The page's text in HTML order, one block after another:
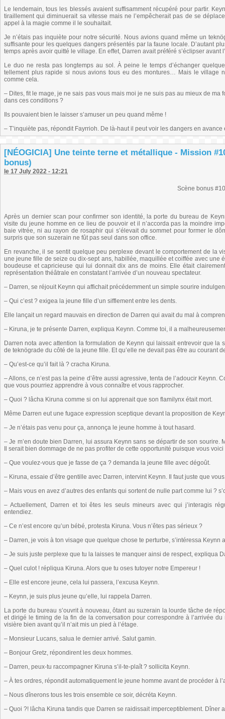
Le lendemain, tous les blessés avaient suffisamment récupéré pour partir.
tiraillement qui diminuerait sa vitesse mais ne l’empêcherait pas de se
appel à la magie comme il le souhaitait.
Je n’étais pas inquiète pour notre sécurité. Nous avions quand même un
suffisante pour les quelques dangers présentés par la faune locale. D’autant
temps après avoir quitté le village. En effet, Darren avait préféré s’éclipser
Le duo ne resta pas longtemps au sol. À peine le temps d’échanger
tellement plus rapide si nous avions tous eu des montures… Mais le village
comme cela.
– Dites, fit le mage, je ne sais pas vous mais moi je ne suis pas au mieux de
dans ces conditions ?
Ils pouvaient bien le laisser s’amuser un peu quand même !
– T’inquiète pas, répondit Fayrrioh. De là-haut il peut voir les dangers en
[NÉOGICIA] Une teinte terne et métallique - Mission
bonus)
le 17 July 2022 - 12:21
Scène bonus #10
Après un dernier scan pour confirmer son identité, la porte du bureau de
visite du jeune homme en ce lieu de pouvoir et il n’accorda pas la moindre
baie vitrée, ni au rayon de rosaphir qui s’élevait du sommet pour former le
surpris que son suzerain ne fût pas seul dans son office.
En revanche, il se sentit quelque peu perplexe devant le comportement de la
une jeune fille de seize ou dix-sept ans, habillée, maquillée et coiffée avec
boudeuse et capricieuse qui lui donnait dix ans de moins. Elle était
représentation théâtrale en constatant l’arrivée d’un nouveau spectateur.
– Darren, se réjouit Keynn qui affichait précédemment un simple sourire
– Qui c’est ? exigea la jeune fille d’un sifflement entre les dents.
Elle lançait un regard mauvais en direction de Darren qui avait du mal à
– Kiruna, je te présente Darren, expliqua Keynn. Comme toi, il a
Darren nota avec attention la formulation de Keynn qui laissait entrevoir que
de teknögrade du côté de la jeune fille. Et qu’elle ne devait pas être au courant
– Qu’est-ce qu’il fait là ? cracha Kiruna.
– Allons, ce n’est pas la peine d’être aussi agressive, tenta de l’adoucir Keynn.
que vous pourriez apprendre à vous connaître et vous rapprocher.
– Quoi ? lâcha Kiruna comme si on lui apprenait que son flamilynx était mort.
Même Darren eut une fugace expression sceptique devant la proposition de
– Je n’étais pas venu pour ça, annonça le jeune homme à tout hasard.
– Je m’en doute bien Darren, lui assura Keynn sans se départir de son sourire.
Il serait bien dommage de ne pas profiter de cette opportunité puisque vous
– Que voulez-vous que je fasse de ça ? demanda la jeune fille avec dégoût.
– Kiruna, essaie d’être gentille avec Darren, intervint Keynn. Il faut juste que
– Mais vous en avez d’autres des enfants qui sortent de nulle part comme lui ?
– Actuellement, Darren et toi êtes les seuls mineurs avec qui j’interagis
entendiez.
– Ce n’est encore qu’un bébé, protesta Kiruna. Vous n’êtes pas sérieux ?
– Darren, je vois à ton visage que quelque chose te perturbe, s’intéressa
– Je suis juste perplexe que tu la laisses te manquer ainsi de respect, expliqua
– Quel culot ! répliqua Kiruna. Alors que tu oses tutoyer notre Empereur !
– Elle est encore jeune, cela lui passera, l’excusa Keynn.
– Keynn, je suis plus jeune qu’elle, lui rappela Darren.
La porte du bureau s’ouvrit à nouveau, ôtant au suzerain la lourde tâche de
et dirigé le timing de la fin de la conversation pour correspondre à l’arrivée
visière bien avant qu’il n’ait mis un pied à l’étage.
– Monsieur Lucans, salua le dernier arrivé. Salut gamin.
– Bonjour Gretz, répondirent les deux hommes.
– Darren, peux-tu raccompagner Kiruna s’il-te-plaît ? sollicita Keynn.
– À tes ordres, répondit automatiquement le jeune homme avant de procéder à
– Nous dînerons tous les trois ensemble ce soir, décréta Keynn.
– Quoi ?! lâcha Kiruna tandis que Darren se raidissait imperceptiblement. Dîner